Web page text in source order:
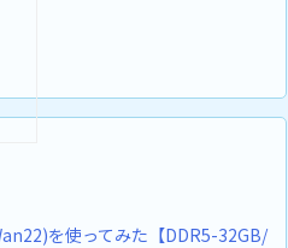
を使ってみた【DDR5-32GB/